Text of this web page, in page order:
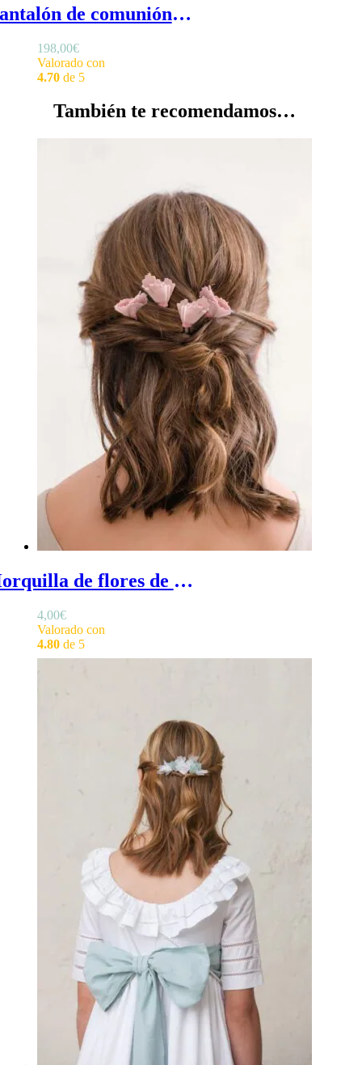
Pantalón de comunión Elena - Pantalón para traje de comunión de niña en tul blanco y crepe, pata de elefante
198,00€
Valorado con
4.70 de 5
También te recomendamos…
Horquilla de flores de lino - Horquilla para el pelo con forma de flor en lino
4,00€
Valorado con
4.80 de 5